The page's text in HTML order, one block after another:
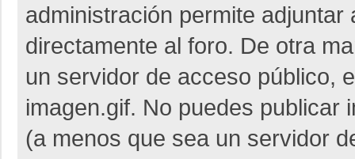
administración permite
directamente al foro. De otra
un servidor de acceso público,
imagen.gif. No puedes publicar
(a menos que sea un servidor